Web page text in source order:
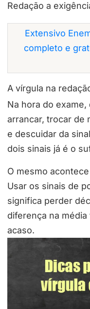
Redação a
Extensivo
completo e
A vírgula na
Na hora do
arrancar, trocar de
e descuidar da
dois sinais já é o
O mesmo
Usar os sinais de
significa perder
diferença na
acaso.